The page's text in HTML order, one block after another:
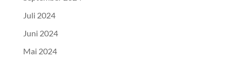
Juli 2024
Juni 2024
Mai 2024